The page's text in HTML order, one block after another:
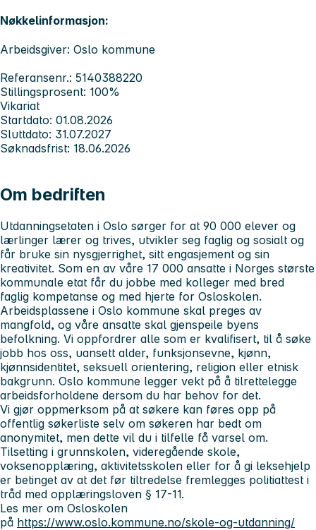
Nøkkelinformasjon:
Arbeidsgiver: Oslo kommune
Referansenr.: 5140388220
Stillingsprosent: 100%
Vikariat
Startdato: 01.08.2026
Sluttdato: 31.07.2027
Søknadsfrist: 18.06.2026
Om bedriften
Utdanningsetaten i Oslo sørger for at 90 000 elever og
lærlinger lærer og trives, utvikler seg faglig og sosialt og
får bruke sin nysgjerrighet, sitt engasjement og sin
kreativitet. Som en av våre 17 000 ansatte i Norges største
kommunale etat får du jobbe med kolleger med bred
faglig kompetanse og med hjerte for Osloskolen.
Arbeidsplassene i Oslo kommune skal preges av
mangfold, og våre ansatte skal gjenspeile byens
befolkning. Vi oppfordrer alle som er kvalifisert, til å søke
jobb hos oss, uansett alder, funksjonsevne, kjønn,
kjønnsidentitet, seksuell orientering, religion eller etnisk
bakgrunn. Oslo kommune legger vekt på å tilrettelegge
arbeidsforholdene dersom du har behov for det.
Vi gjør oppmerksom på at søkere kan føres opp på
offentlig søkerliste selv om søkeren har bedt om
anonymitet, men dette vil du i tilfelle få varsel om.
Tilsetting i grunnskolen, videregående skole,
voksenopplæring, aktivitetsskolen eller for å gi leksehjelp
er betinget av at det før tiltredelse fremlegges politiattest i
tråd med opplæringsloven § 17-11.
Les mer om Osloskolen
på https://www.oslo.kommune.no/skole-og-utdanning/